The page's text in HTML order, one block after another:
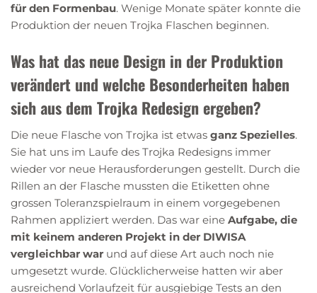
für den Formenbau. Wenige Monate später konnte die
Produktion der neuen Trojka Flaschen beginnen.
Was hat das neue Design in der Produktion
verändert und welche Besonderheiten haben
sich aus dem Trojka Redesign ergeben?
Die neue Flasche von Trojka ist etwas ganz Spezielles.
Sie hat uns im Laufe des Trojka Redesigns immer
wieder vor neue Herausforderungen gestellt. Durch die
Rillen an der Flasche mussten die Etiketten ohne
grossen Toleranzspielraum in einem vorgegebenen
Rahmen appliziert werden. Das war eine Aufgabe, die
mit keinem anderen Projekt in der DIWISA
vergleichbar war und auf diese Art auch noch nie
umgesetzt wurde. Glücklicherweise hatten wir aber
ausreichend Vorlaufzeit für ausgiebige Tests an den